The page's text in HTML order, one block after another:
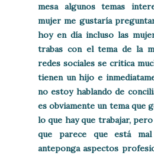
mesa algunos temas
mujer me gustaría
hoy en día incluso las
trabas con el tema de la
redes sociales se critica
tienen un hijo e
no estoy hablando de
es obviamente un tema que
lo que hay que trabajar,
que parece que está
anteponga aspectos